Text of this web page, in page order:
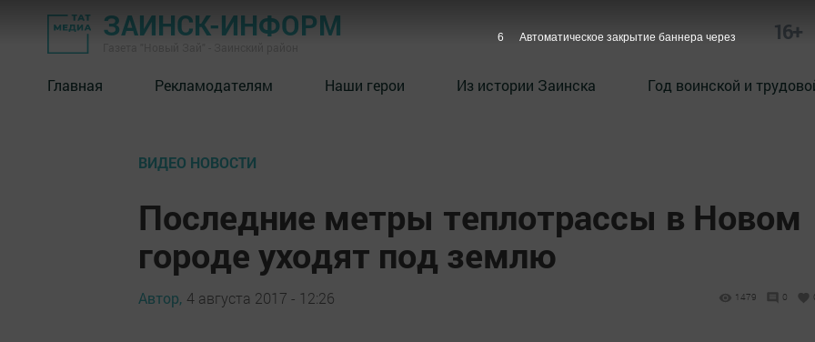
ЗАИНСК-ИНФОРМ 16+
Главная Рекламодателям Наши герои Из истории Заинска Год воинской и
ВИДЕО НОВОСТИ
Последние метры теплотрассы в Новом
городе уходят под землю
Автор, 4 августа 2017 - 12:26 1479 0
5 Автоматическое закрытие баннера через